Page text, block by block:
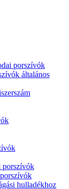
porszívók
általános
porszívók
hulladékhoz